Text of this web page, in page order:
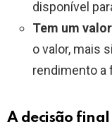
disponível
Tem um
o valor, mais
rendimento a
A decisão final